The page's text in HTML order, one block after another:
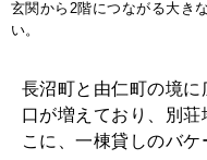
玄関から2階につながる大き
い。
長沼町と由仁町の境に
口が増えており、別
こに、一棟貸しのバケ